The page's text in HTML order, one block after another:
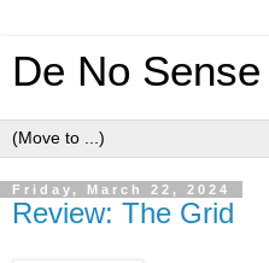
De No Sense
Friday, March 22, 2024
Review: The Grid